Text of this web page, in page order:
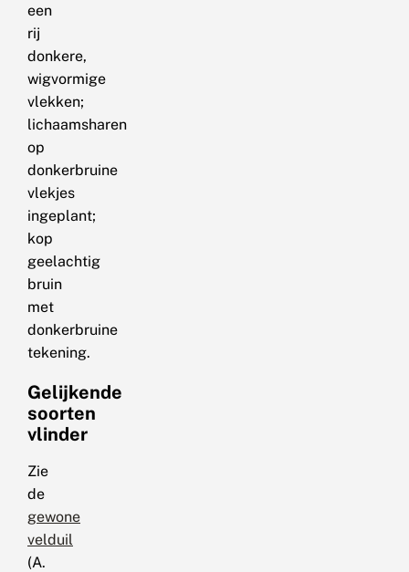
een
rij
donkere,
wigvormige
vlekken;
lichaamsharen
op
donkerbruine
vlekjes
ingeplant;
kop
geelachtig
bruin
met
donkerbruine
tekening.
Gelijkende
soorten
vlinder
Zie
de
gewone
velduil
(A.